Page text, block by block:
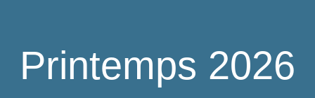
Printemps 2026